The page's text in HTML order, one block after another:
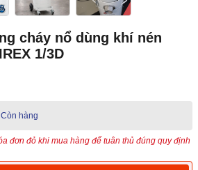
cháy nổ dùng khí nén
1/3D
Còn hàng
đơn đỏ khi mua hàng để tuân thủ đúng quy định